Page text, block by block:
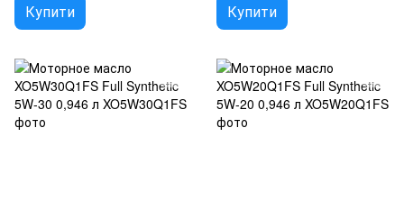
Купити Купити